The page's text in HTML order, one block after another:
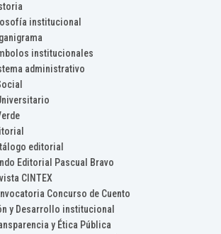
institucional
institucionales
administrativo
editorial
Editorial Pascual Bravo
CINTEX
Concurso de Cuento
y Desarrollo institucional
y Ética Pública